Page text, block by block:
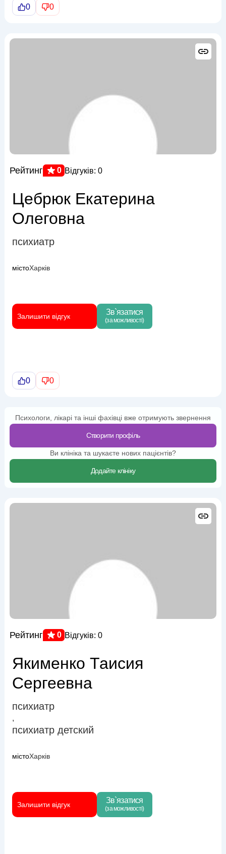
0 0
Рейтинг 0 Відгуків: 0
Цебрюк Екатерина
Олеговна
психиатр
містоХарків
Залишити відгук Зв`язатися
(за можливості)
0 0
Психологи, лікарі та інші фахівці вже отримують звернення
Створити профіль
Ви клініка та шукаєте нових пацієнтів?
Додайте клініку
Рейтинг 0 Відгуків: 0
Якименко Таисия
Сергеевна
психиатр
,
психиатр детский
містоХарків
Залишити відгук Зв`язатися
(за можливості)